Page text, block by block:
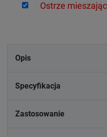
Ostrze
Opis
Specyfikacja
Zastosowanie